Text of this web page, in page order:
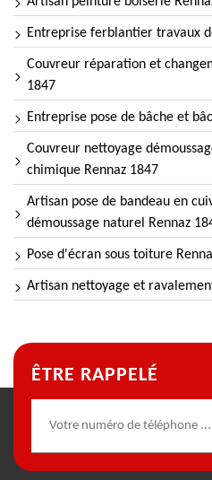
Entreprise ferblantier travaux
Couvreur réparation et
1847
Entreprise pose de bâche et
Couvreur nettoyage
chimique Rennaz 1847
Artisan pose de bandeau en
démoussage naturel Rennaz
Pose d'écran sous toiture
Artisan nettoyage et
ÊTRE RAPPELÉ